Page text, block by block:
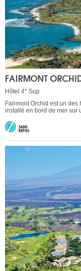
FAIRMONT
Hôtel 4* Sup
Fairmont Orchid est un des
installé en bord de mer sur